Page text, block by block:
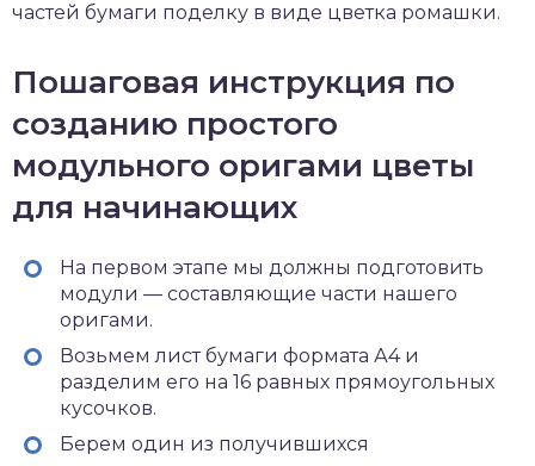
частей бумаги поделку в виде цветка ромашки.
Пошаговая инструкция по
созданию простого
модульного оригами цветы
для начинающих
На первом этапе мы должны подготовить
модули — составляющие части нашего
оригами.
Возьмем лист бумаги формата А4 и
разделим его на 16 равных прямоугольных
кусочков.
Берем один из получившихся